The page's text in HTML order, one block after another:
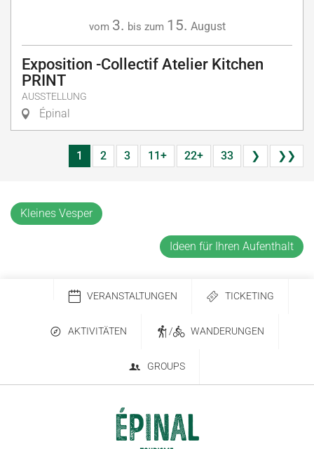
vom 3. bis zum 15. August
Exposition -Collectif Atelier Kitchen
PRINT
AUSSTELLUNG
Épinal
1 2 3 11+ 22+ 33 ❯ ❯❯
Kleines Vesper
Ideen für Ihren Aufenthalt
VERANSTALTUNGEN TICKETING
AKTIVITÄTEN / WANDERUNGEN
GROUPS